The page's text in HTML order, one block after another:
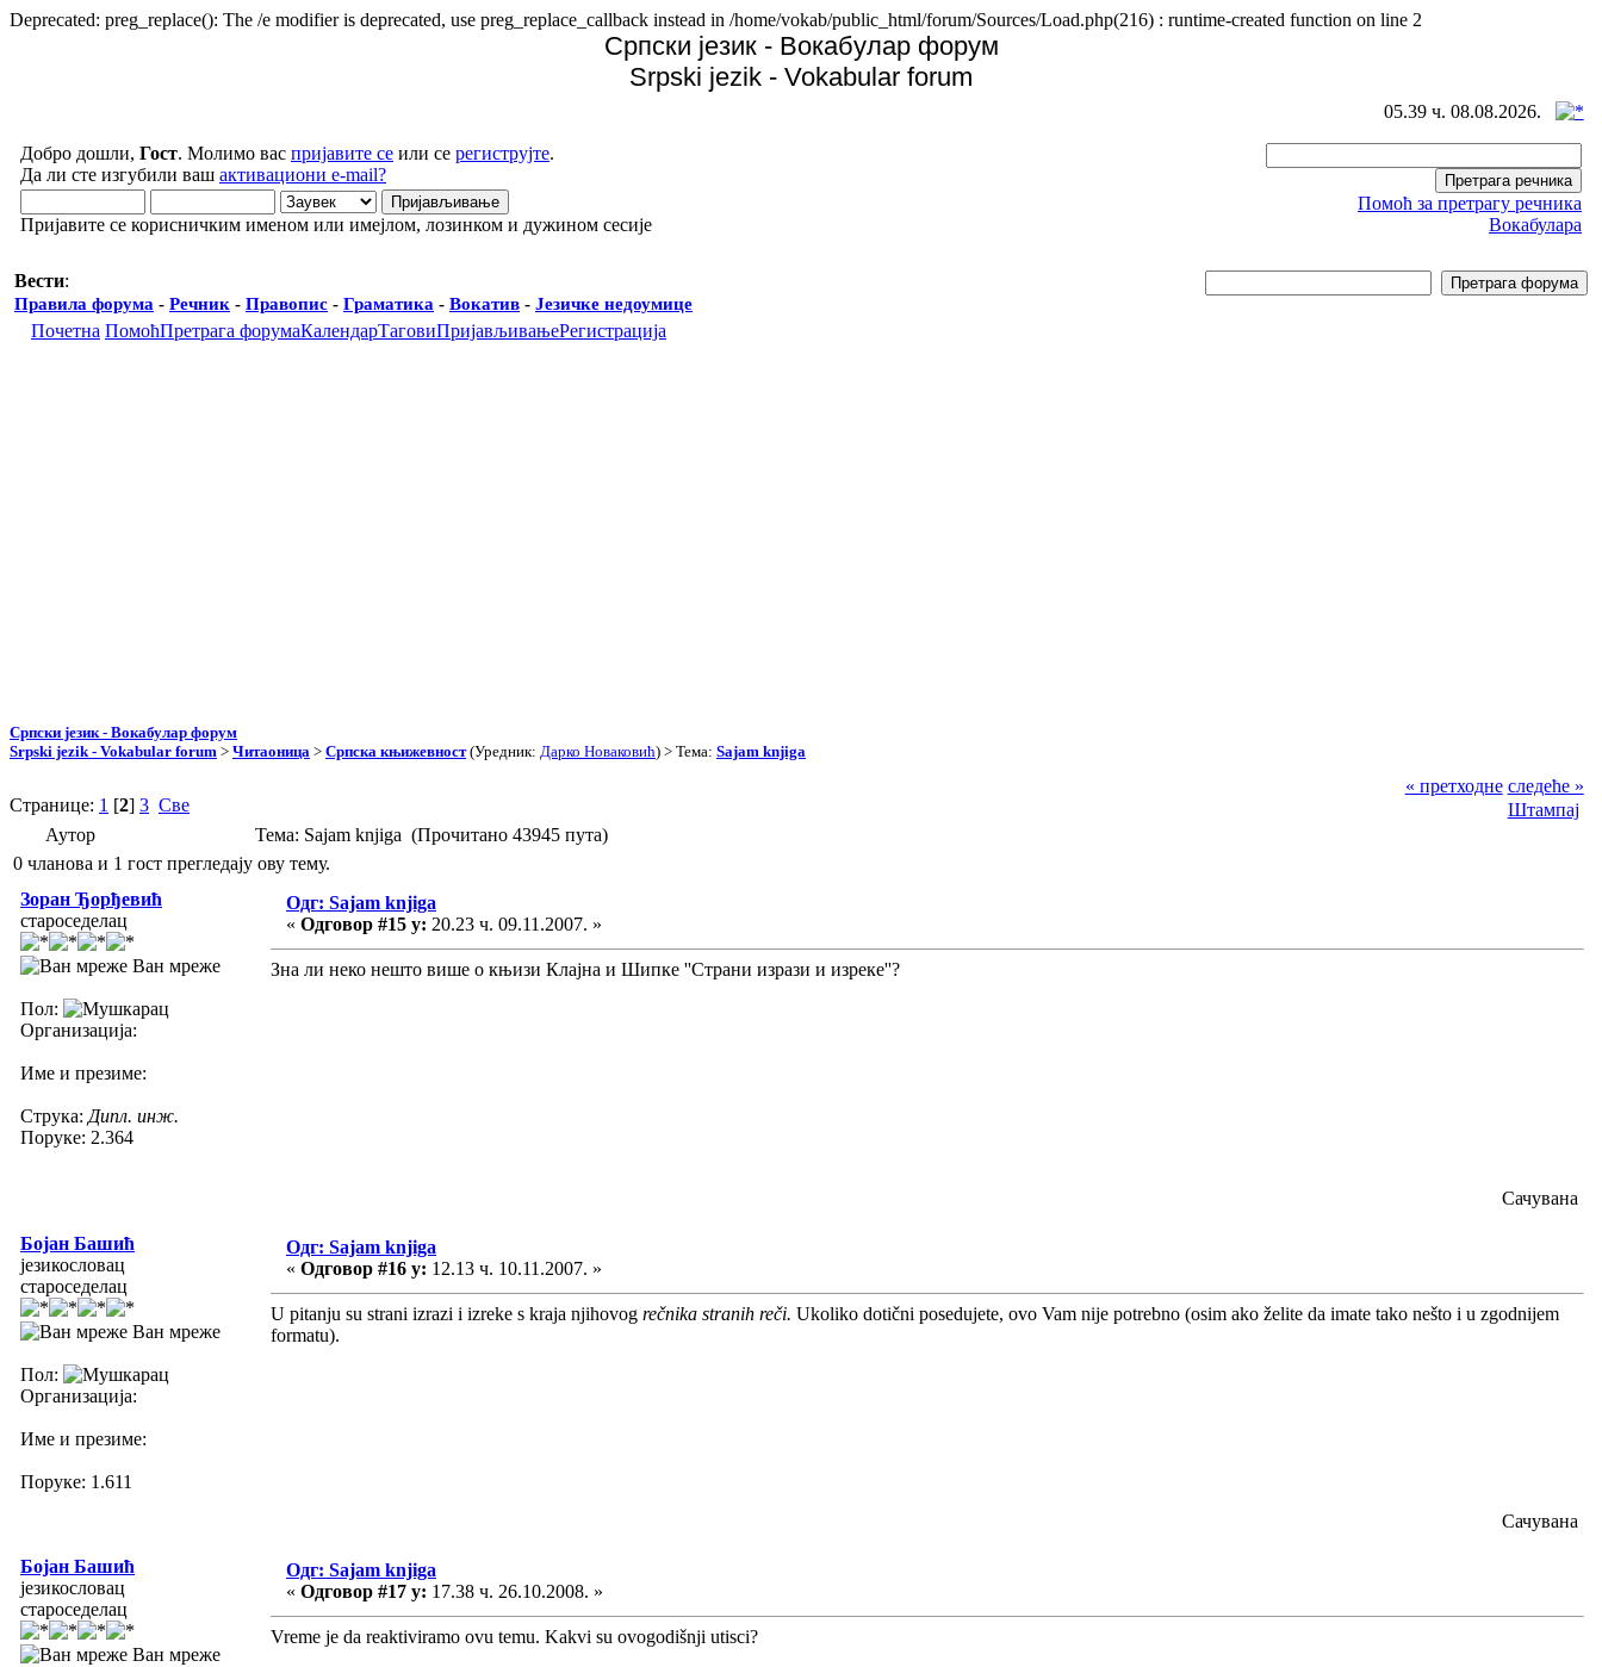
Deprecated: preg_replace(): The /e modifier is deprecated, use preg_replace_callback instead in /home/vokab/public_html/forum/Sources/Load.php(216) : runtime-created function on line 2
Српски језик - Вокабулар форум
Srpski jezik - Vokabular forum
05.39 ч. 08.08.2026.
Добро дошли, Гост. Молимо вас пријавите се или се региструјте.
Да ли сте изгубили ваш активациони e-mail?
Пријавите се корисничким именом или имејлом, лозинком и дужином сесије
Помоћ за претрагу речника
Вокабулара
Вести:
Правила форума - Речник - Правопис - Граматика - Вокатив - Језичке недоумице
Почетна ПомоћПретрага форумаКалендарТаговиПријављивањеРегистрација
Српски језик - Вокабулар форум
Srpski jezik - Vokabular forum > Читаоница > Српска књижевност(Уредник: Дарко Новаковић) > Тема: Sajam knjiga
Странице: 1 [2] 3 Све
« претходне следеће »
Штампај
Аутор
Тема: Sajam knjiga (Прочитано 43945 пута)
0 чланова и 1 гост прегледају ову тему.
Зоран Ђорђевић
староседелац
Ван мреже
Пол:
Организација:
Име и презиме:
Струка: Дипл. инж.
Поруке: 2.364
Одг: Sajam knjiga
« Одговор #15 у: 20.23 ч. 09.11.2007. »
Зна ли неко нешто више о књизи Клајна и Шипке ''Страни изрази и изреке''?
Сачувана
Бојан Башић
језикословац
староседелац
Ван мреже
Пол:
Организација:
Име и презиме:
Поруке: 1.611
Одг: Sajam knjiga
« Одговор #16 у: 12.13 ч. 10.11.2007. »
U pitanju su strani izrazi i izreke s kraja njihovog rečnika stranih reči. Ukoliko dotični posedujete, ovo Vam nije potrebno (osim ako želite da imate tako nešto i u zgodnijem
formatu).
Сачувана
Бојан Башић
језикословац
староседелац
Ван мреже
Одг: Sajam knjiga
« Одговор #17 у: 17.38 ч. 26.10.2008. »
Vreme je da reaktiviramo ovu temu. Kakvi su ovogodišnji utisci?